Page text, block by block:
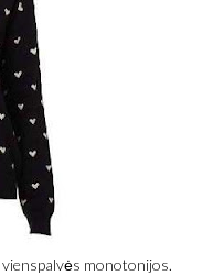
monotonijos.